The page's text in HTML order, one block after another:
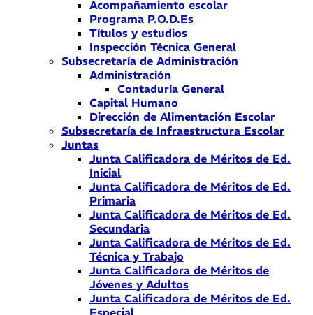
Acompañamiento escolar
Programa P.O.D.Es
Títulos y estudios
Inspección Técnica General
Subsecretaría de Administración
Administración
Contaduría General
Capital Humano
Dirección de Alimentación Escolar
Subsecretaría de Infraestructura Escolar
Juntas
Junta Calificadora de Méritos de Ed.
Inicial
Junta Calificadora de Méritos de Ed.
Primaria
Junta Calificadora de Méritos de Ed.
Secundaria
Junta Calificadora de Méritos de Ed.
Técnica y Trabajo
Junta Calificadora de Méritos de
Jóvenes y Adultos
Junta Calificadora de Méritos de Ed.
Especial